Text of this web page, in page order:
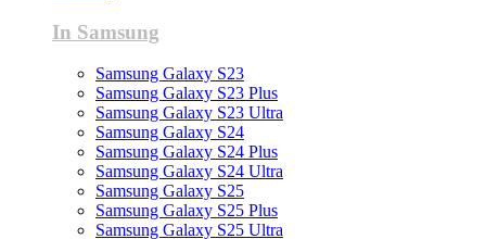
In Samsung
Samsung Galaxy S23
Samsung Galaxy S23 Plus
Samsung Galaxy S23 Ultra
Samsung Galaxy S24
Samsung Galaxy S24 Plus
Samsung Galaxy S24 Ultra
Samsung Galaxy S25
Samsung Galaxy S25 Plus
Samsung Galaxy S25 Ultra